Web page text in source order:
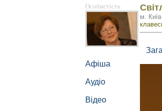
Особистість
Афіша
Аудіо
Відео
м. Київ